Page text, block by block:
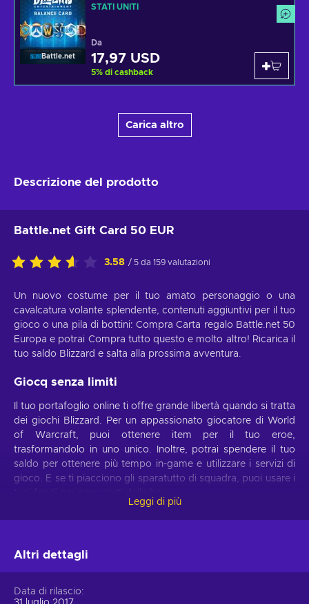
Battle.net
STATI UNITI
Da
17,97 USD
5% di cashback
Carica altro
Descrizione del prodotto
Battle.net Gift Card 50 EUR
3.58 / 5 da 159 valutazioni
Un nuovo costume per il tuo amato personaggio o una
cavalcatura volante splendente, contenuti aggiuntivi per il tuo
gioco o una pila di bottini: Compra Carta regalo Battle.net 50
Europa e potrai Compra tutto questo e molto altro! Ricarica il
tuo saldo Blizzard e salta alla prossima avventura.
Giocq senza limiti
Il tuo portafoglio online ti offre grande libertà quando si tratta
dei giochi Blizzard. Per un appassionato giocatore di World
of Warcraft, puoi ottenere item per il tuo eroe,
trasformandolo in uno unico. Inoltre, potrai spendere il tuo
saldo per ottenere più tempo in-game e utilizzare i servizi di
gioco. E se ti piacciono gli sparatutto di squadra, puoi usare i
Questa carta regalo sbloccherà oggetti che altrimenti
Europa e ottieni il meglio che Blizzard ha da offrire, dai mazzi
Fondamentalmente, qualsiasi gioco tu scelga, troverai un
Leggi di più
Altri dettagli
Data di rilascio